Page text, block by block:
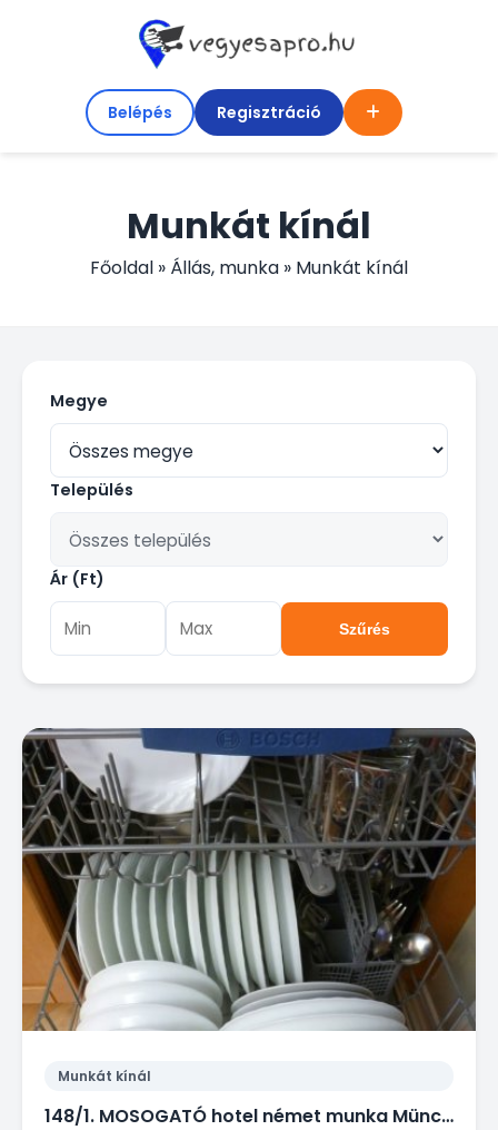
Belépés Regisztráció
Munkát kínál
Főoldal » Állás, munka » Munkát kínál
Megye
Település
Ár (Ft)
Szűrés
Munkát kínál
148/1. MOSOGATÓ hotel német munka München közelében